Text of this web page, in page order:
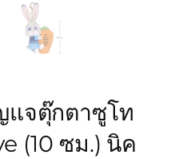
แจตุ๊กตาซูโท
(10 ซม.) นิค